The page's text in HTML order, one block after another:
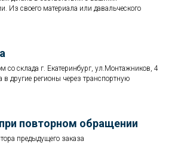
Из своего материала или давальческого
со склада г. Екатеринбург, ул.Монтажников, 4
в другие регионы через транспортную
повторном обращении
предыдущего заказа